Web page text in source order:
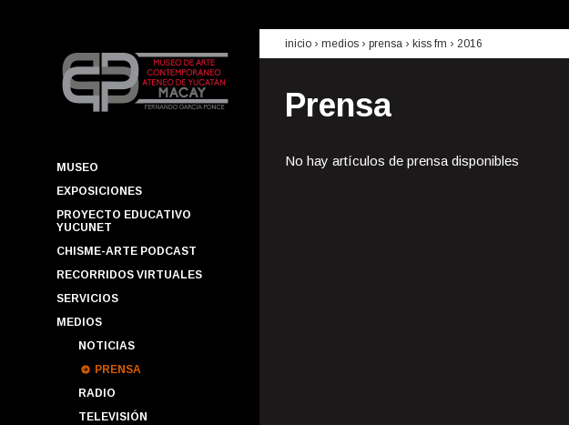
MUSEO
EXPOSICIONES
PROYECTO EDUCATIVO
YUCUNET
CHISME-ARTE PODCAST
RECORRIDOS VIRTUALES
SERVICIOS
MEDIOS
NOTICIAS
PRENSA
RADIO
TELEVISIÓN
inicio › medios › prensa › kiss fm › 2016
Prensa
No hay artículos de prensa disponibles